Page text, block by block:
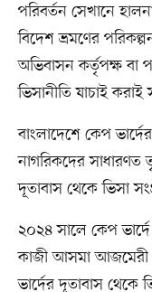
পরিবর্তন সেখানে
বিদেশ ভ্রমণের
অভিবাসন কর্তৃপক্ষ বা
ভিসানীতি যাচাই করাই
বাংলাদেশে কেপ
নাগরিকদের সাধারণত
দূতাবাস থেকে ভিসা
২০২৪ সালে কেপ ভার্দে
কাজী আসমা
ভার্দের দূতাবাস থেকে